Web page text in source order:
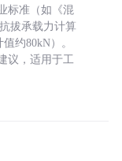
标准（如《混
拔承载力计算
约80kN）。
议，适用于工